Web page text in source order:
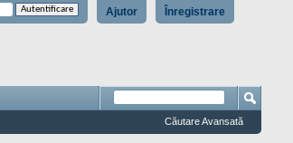
Înregistrare
Ajutor
Căutare Avansată